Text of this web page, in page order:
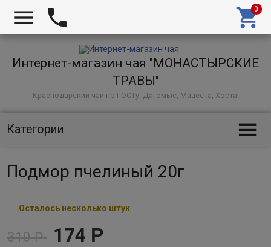
  
Интернет-магазин чая "МОНАСТЫРСКИЕ
ТРАВЫ"
Краснодарский чай по ГОСТу: Дагомыс, Мацеста, Хоста!
Категории 
Подмор пчелиный 20г
Осталось несколько штук
310Р 174 Р